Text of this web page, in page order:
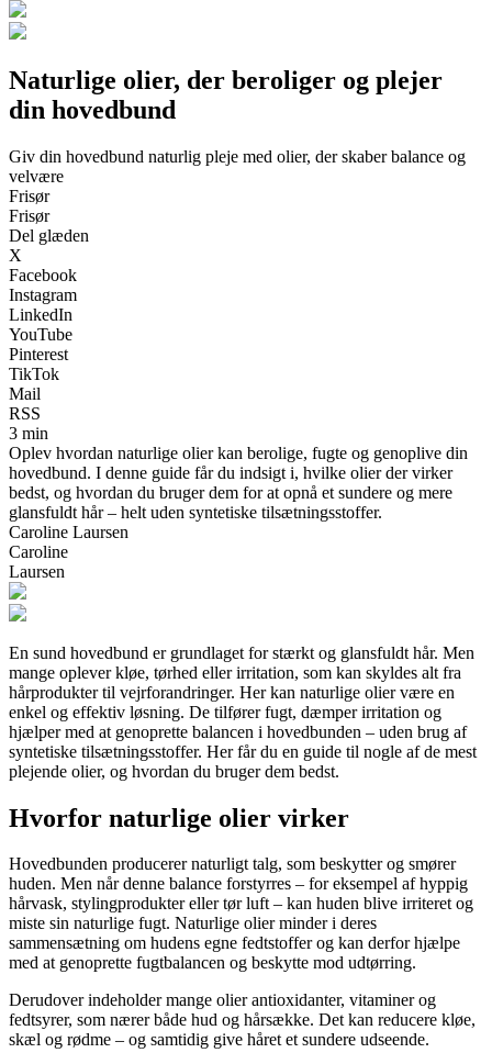
Naturlige olier, der beroliger og plejer
din hovedbund
Giv din hovedbund naturlig pleje med olier, der skaber balance og
velvære
Frisør
Frisør
Del glæden
X
Facebook
Instagram
LinkedIn
YouTube
Pinterest
TikTok
Mail
RSS
3 min
Oplev hvordan naturlige olier kan berolige, fugte og genoplive din
hovedbund. I denne guide får du indsigt i, hvilke olier der virker
bedst, og hvordan du bruger dem for at opnå et sundere og mere
glansfuldt hår – helt uden syntetiske tilsætningsstoffer.
Caroline Laursen
Caroline
Laursen
En sund hovedbund er grundlaget for stærkt og glansfuldt hår. Men
mange oplever kløe, tørhed eller irritation, som kan skyldes alt fra
hårprodukter til vejrforandringer. Her kan naturlige olier være en
enkel og effektiv løsning. De tilfører fugt, dæmper irritation og
hjælper med at genoprette balancen i hovedbunden – uden brug af
syntetiske tilsætningsstoffer. Her får du en guide til nogle af de mest
plejende olier, og hvordan du bruger dem bedst.
Hvorfor naturlige olier virker
Hovedbunden producerer naturligt talg, som beskytter og smører
huden. Men når denne balance forstyrres – for eksempel af hyppig
hårvask, stylingprodukter eller tør luft – kan huden blive irriteret og
miste sin naturlige fugt. Naturlige olier minder i deres
sammensætning om hudens egne fedtstoffer og kan derfor hjælpe
med at genoprette fugtbalancen og beskytte mod udtørring.
Derudover indeholder mange olier antioxidanter, vitaminer og
fedtsyrer, som nærer både hud og hårsække. Det kan reducere kløe,
skæl og rødme – og samtidig give håret et sundere udseende.